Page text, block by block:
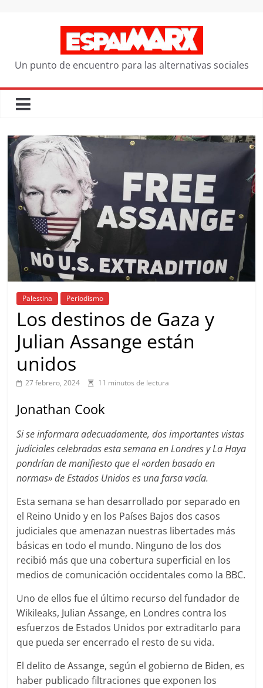
Un punto de encuentro para las alternativas sociales
Palestina Periodismo
Los destinos de Gaza y
Julian Assange están
unidos
27 febrero, 2024 11 minutos de lectura
Jonathan Cook
Si se informara adecuadamente, dos importantes vistas
judiciales celebradas esta semana en Londres y La Haya
pondrían de manifiesto que el «orden basado en
normas» de Estados Unidos es una farsa vacía.
Esta semana se han desarrollado por separado en
el Reino Unido y en los Países Bajos dos casos
judiciales que amenazan nuestras libertades más
básicas en todo el mundo. Ninguno de los dos
recibió más que una cobertura superficial en los
medios de comunicación occidentales como la BBC.
Uno de ellos fue el último recurso del fundador de
Wikileaks, Julian Assange, en Londres contra los
esfuerzos de Estados Unidos por extraditarlo para
que pueda ser encerrado el resto de su vida.
El delito de Assange, según el gobierno de Biden, es
haber publicado filtraciones que exponen los